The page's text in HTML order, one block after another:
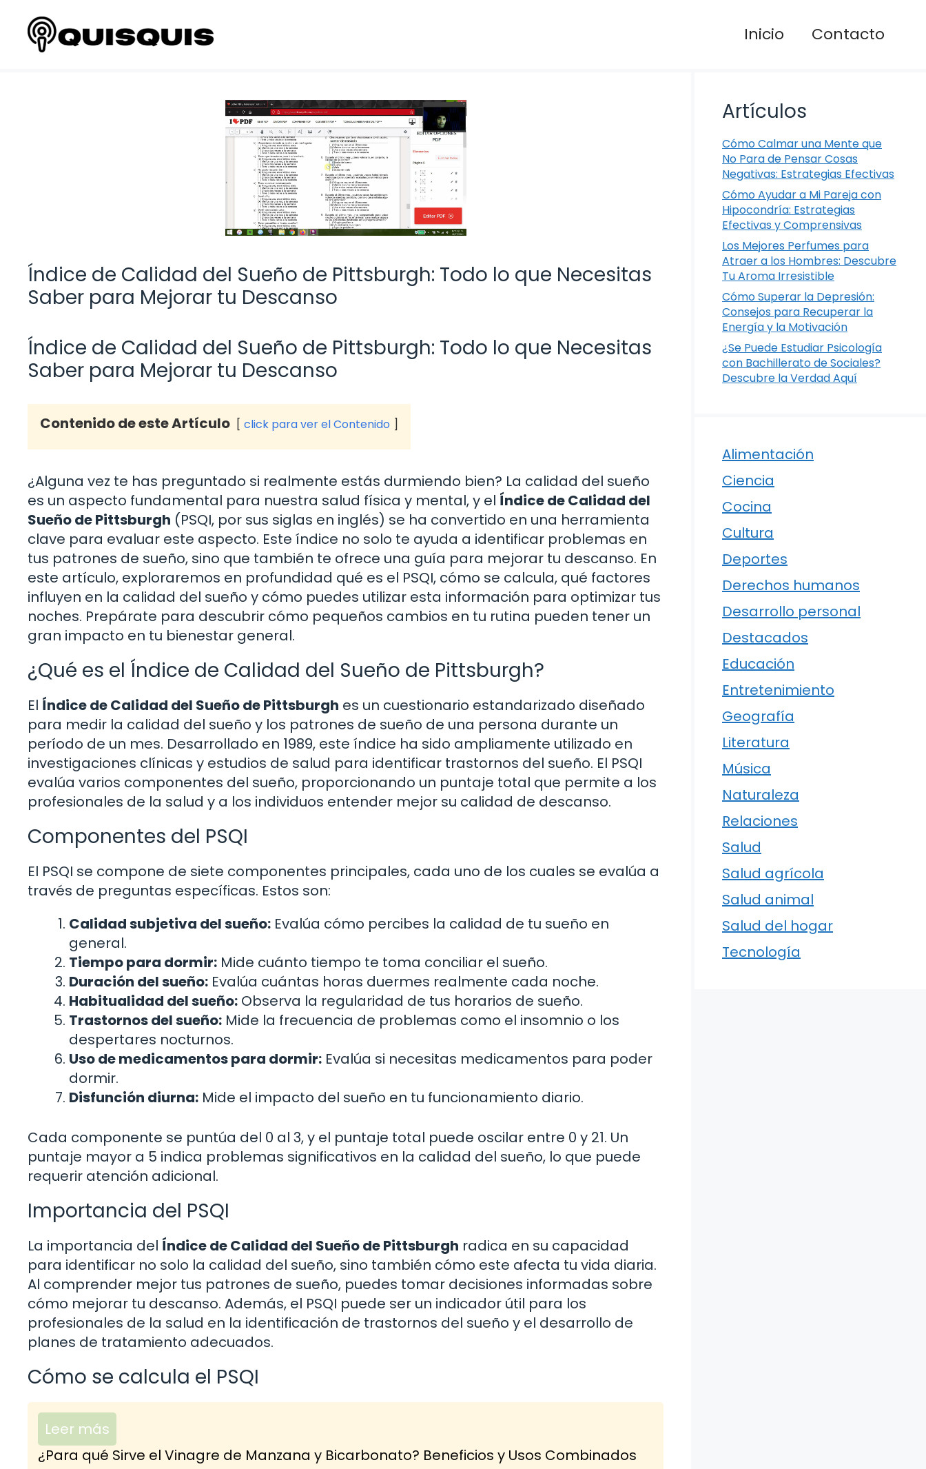
contenido
Inicio Contacto
Índice de Calidad del Sueño de Pittsburgh: Todo lo que Necesitas
Saber para Mejorar tu Descanso
Índice de Calidad del Sueño de Pittsburgh: Todo lo que Necesitas
Saber para Mejorar tu Descanso
Contenido de este Artículo click para ver el Contenido
¿Alguna vez te has preguntado si realmente estás durmiendo bien? La calidad del sueño
es un aspecto fundamental para nuestra salud física y mental, y el Índice de Calidad del
Sueño de Pittsburgh (PSQI, por sus siglas en inglés) se ha convertido en una herramienta
clave para evaluar este aspecto. Este índice no solo te ayuda a identificar problemas en
tus patrones de sueño, sino que también te ofrece una guía para mejorar tu descanso. En
este artículo, exploraremos en profundidad qué es el PSQI, cómo se calcula, qué factores
influyen en la calidad del sueño y cómo puedes utilizar esta información para optimizar tus
noches. Prepárate para descubrir cómo pequeños cambios en tu rutina pueden tener un
gran impacto en tu bienestar general.
¿Qué es el Índice de Calidad del Sueño de Pittsburgh?
El Índice de Calidad del Sueño de Pittsburgh es un cuestionario estandarizado diseñado
para medir la calidad del sueño y los patrones de sueño de una persona durante un
período de un mes. Desarrollado en 1989, este índice ha sido ampliamente utilizado en
investigaciones clínicas y estudios de salud para identificar trastornos del sueño. El PSQI
evalúa varios componentes del sueño, proporcionando un puntaje total que permite a los
profesionales de la salud y a los individuos entender mejor su calidad de descanso.
Componentes del PSQI
El PSQI se compone de siete componentes principales, cada uno de los cuales se evalúa a
través de preguntas específicas. Estos son:
Calidad subjetiva del sueño: Evalúa cómo percibes la calidad de tu sueño en
general.
Tiempo para dormir: Mide cuánto tiempo te toma conciliar el sueño.
Duración del sueño: Evalúa cuántas horas duermes realmente cada noche.
Habitualidad del sueño: Observa la regularidad de tus horarios de sueño.
Trastornos del sueño: Mide la frecuencia de problemas como el insomnio o los
despertares nocturnos.
Uso de medicamentos para dormir: Evalúa si necesitas medicamentos para poder
dormir.
Disfunción diurna: Mide el impacto del sueño en tu funcionamiento diario.
Cada componente se puntúa del 0 al 3, y el puntaje total puede oscilar entre 0 y 21. Un
puntaje mayor a 5 indica problemas significativos en la calidad del sueño, lo que puede
requerir atención adicional.
Importancia del PSQI
La importancia del Índice de Calidad del Sueño de Pittsburgh radica en su capacidad
para identificar no solo la calidad del sueño, sino también cómo este afecta tu vida diaria.
Al comprender mejor tus patrones de sueño, puedes tomar decisiones informadas sobre
cómo mejorar tu descanso. Además, el PSQI puede ser un indicador útil para los
profesionales de la salud en la identificación de trastornos del sueño y el desarrollo de
planes de tratamiento adecuados.
Cómo se calcula el PSQI
Leer más
¿Para qué Sirve el Vinagre de Manzana y Bicarbonato? Beneficios y Usos Combinados
Artículos
Cómo Calmar una Mente que
No Para de Pensar Cosas
Negativas: Estrategias Efectivas
Cómo Ayudar a Mi Pareja con
Hipocondría: Estrategias
Efectivas y Comprensivas
Los Mejores Perfumes para
Atraer a los Hombres: Descubre
Tu Aroma Irresistible
Cómo Superar la Depresión:
Consejos para Recuperar la
Energía y la Motivación
¿Se Puede Estudiar Psicología
con Bachillerato de Sociales?
Descubre la Verdad Aquí
Alimentación
Ciencia
Cocina
Cultura
Deportes
Derechos humanos
Desarrollo personal
Destacados
Educación
Entretenimiento
Geografía
Literatura
Música
Naturaleza
Relaciones
Salud
Salud agrícola
Salud animal
Salud del hogar
Tecnología